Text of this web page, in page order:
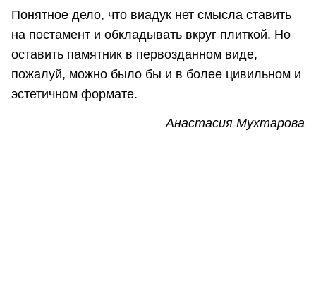
Понятное дело, что виадук нет смысла ставить
на постамент и обкладывать вкруг плиткой. Но
оставить памятник в первозданном виде,
пожалуй, можно было бы и в более цивильном и
эстетичном формате.
Анастасия Мухтарова